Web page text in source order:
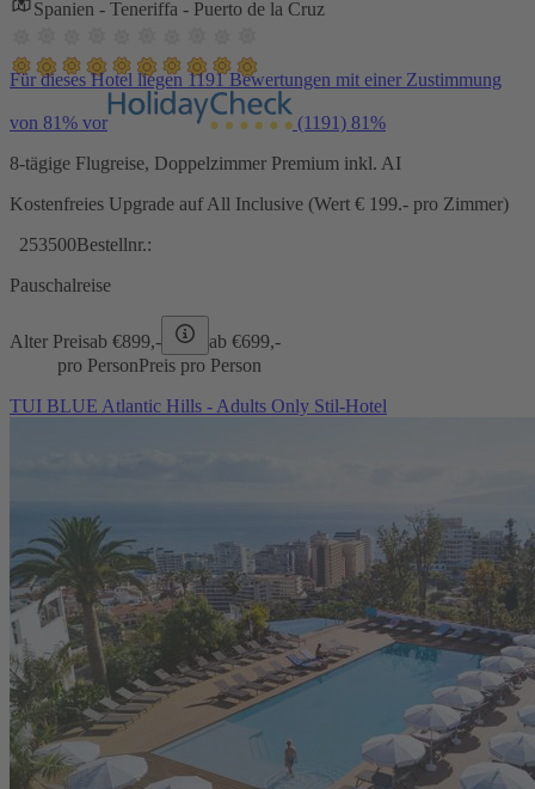
Spanien - Teneriffa - Puerto de la Cruz
Für dieses Hotel liegen 1191 Bewertungen mit einer Zustimmung
von 81% vor (1191) 81%
8-tägige Flugreise, Doppelzimmer Premium inkl. AI
Kostenfreies Upgrade auf All Inclusive (Wert € 199.- pro Zimmer)
253500Bestellnr.:
Pauschalreise
Alter Preisab €899,- ab €699,-
pro PersonPreis pro Person
TUI BLUE Atlantic Hills - Adults Only Stil-Hotel